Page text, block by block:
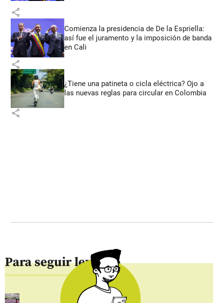
share
Comienza la presidencia de De la Espriella:
así fue el juramento y la imposición de banda
en Cali
share
¿Tiene una patineta o cicla eléctrica? Ojo a
las nuevas reglas para circular en Colombia
share
Para seguir leyendo